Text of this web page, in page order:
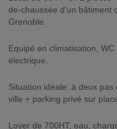
de-chaussée d'un bâtiment
Grenoble.
Equipé en climatisation,
électrique.
Situation idéale: à deux
ville + parking privé sur
Loyer de 700HT, eau,